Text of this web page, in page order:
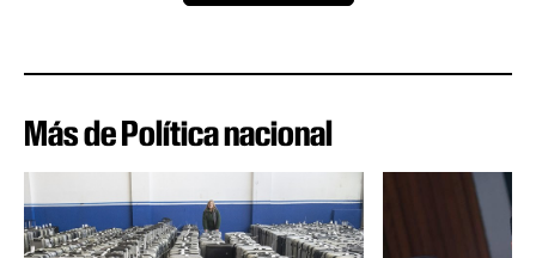
Más de Política nacional